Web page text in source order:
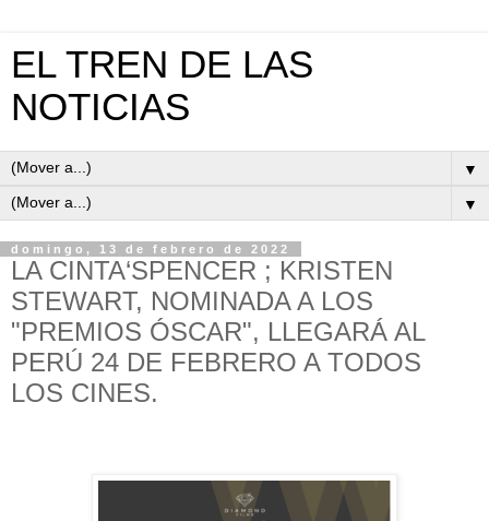
EL TREN DE LAS
NOTICIAS
▼
▼
domingo, 13 de febrero de 2022
LA CINTA‘SPENCER ; KRISTEN
STEWART, NOMINADA A LOS
"PREMIOS ÓSCAR", LLEGARÁ AL
PERÚ 24 DE FEBRERO A TODOS
LOS CINES.